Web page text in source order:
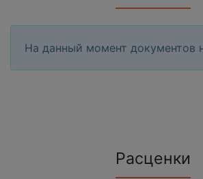
На данный момент документов
Расценки